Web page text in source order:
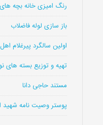
رنگ امیزی خانه بچه
باز سازی لوله فاضلاب
اولین سالگرد پیرغلام
تهیه و توزیع بسته های
مستند حاجی دانا
پوستر وصیت نامه شهید